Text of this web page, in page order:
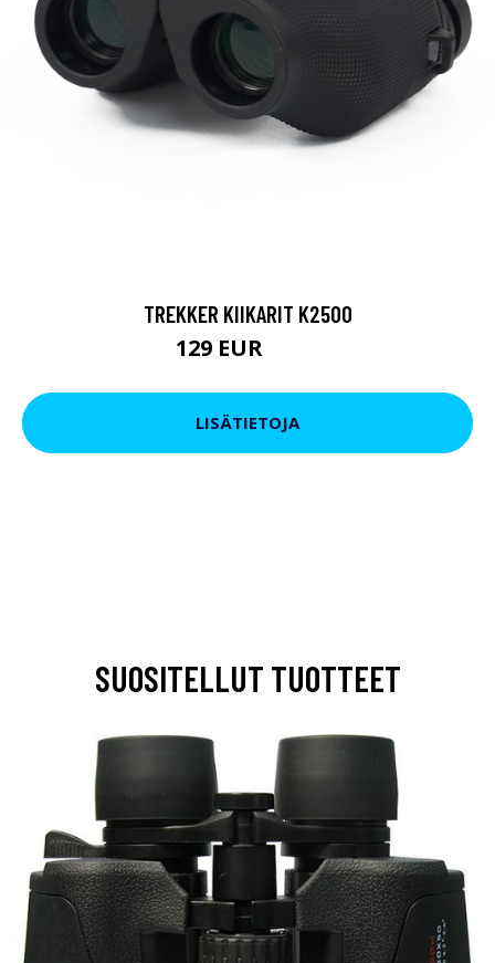
TREKKER KIIKARIT K2500
129 EUR
LISÄTIETOJA
SUOSITELLUT TUOTTEET